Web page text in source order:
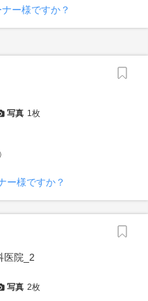
ー様ですか？
写真 1枚
ー様ですか？
写真 2枚